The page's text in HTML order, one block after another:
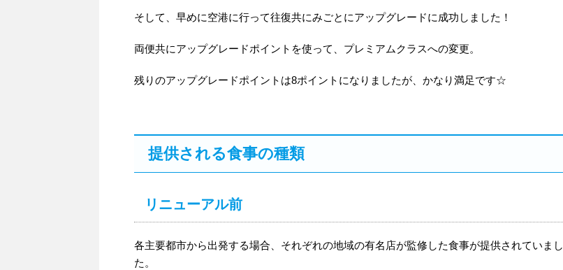
そして、早めに空港に行って往復共にみごとにアップグレードに成功しました！
両便共にアップグレードポイントを使って、プレミアムクラスへの変更。
残りのアップグレードポイントは8ポイントになりましたが、かなり満足です☆
提供される食事の種類
リニューアル前
各主要都市から出発する場合、それぞれの地域の有名店が監修した食事が提供されていまし
た。